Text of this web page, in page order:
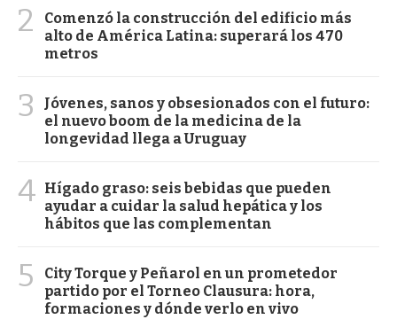
2
Comenzó la construcción del edificio más
alto de América Latina: superará los 470
metros
3
Jóvenes, sanos y obsesionados con el futuro:
el nuevo boom de la medicina de la
longevidad llega a Uruguay
4 Hígado graso: seis bebidas que pueden
ayudar a cuidar la salud hepática y los
hábitos que las complementan
5
City Torque y Peñarol en un prometedor
partido por el Torneo Clausura: hora,
formaciones y dónde verlo en vivo